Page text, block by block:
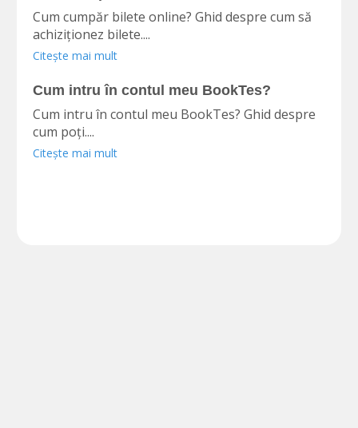
Cum cumpăr bilete online? Ghid despre cum să
achiziționez bilete....
Citește mai mult
Cum intru în contul meu BookTes?
Cum intru în contul meu BookTes? Ghid despre
cum poți....
Citește mai mult